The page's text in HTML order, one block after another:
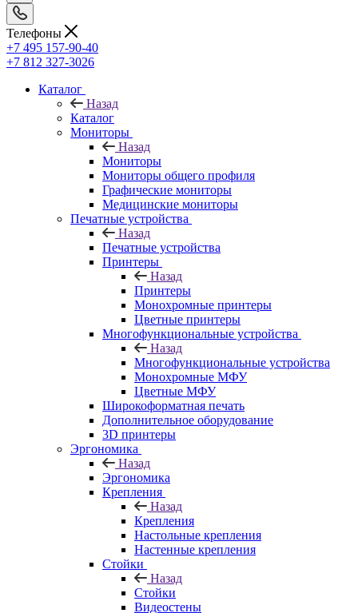
Телефоны
+7 495 157-90-40
+7 812 327-3026
Каталог
Назад
Каталог
Мониторы
Назад
Мониторы
Мониторы общего профиля
Графические мониторы
Медицинские мониторы
Печатные устройства
Назад
Печатные устройства
Принтеры
Назад
Принтеры
Моноxромныe принтеры
Цвeтныe принтеры
Многофункциональные устройства
Назад
Многофункциональные устройства
Монохромные МФУ
Цветные МФУ
Широкоформатная печать
Дополнительное оборудование
3D принтеры
Эргономика
Назад
Эргономика
Крепления
Назад
Крепления
Настольные крепления
Настенные крепления
Стойки
Назад
Стойки
Видеостены